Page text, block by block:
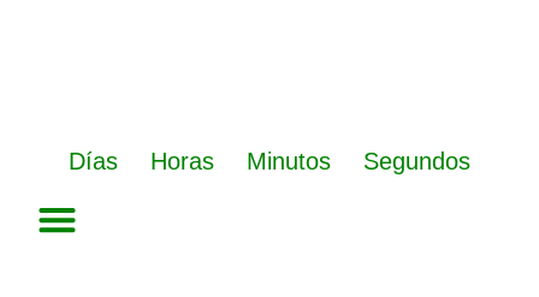
Días Horas Minutos Segundos